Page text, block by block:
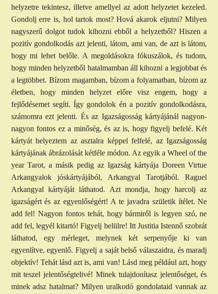
helyzetre tekintesz, illetve amellyel az adott helyzetet kezeled.
Gondolj erre is, hol tartok most? Hová akarok eljutni? Milyen
nagyszerű dolgot tudok kihozni ebből a helyzetből? Hiszen a
pozitív gondolkodás azt jelenti, látom, ami van, de azt is látom,
hogy mi lehet belőle. A megoldásokra fókuszálok, és tudom,
hogy minden helyzetből hatalmamban áll kihozni a legjobbat és
a legtöbbet. Bízom magamban, bízom a folyamatban, bízom az
életben, hogy minden helyzet előre visz engem, hogy a
fejlődésemet segíti. Így gondolok én a pozitív gondolkodásra,
számomra ezt jelenti. És az Igazságosság kártyájánál nagyon-
nagyon fontos ez a minőség, és az is, hogy figyelj befelé. Két
kártyát helyeztem az asztalra képpel felfelé, az Igazságosság
kártyájának ábrázolását kétféle módon. Az egyik a Wheel of the
year Tarot, a másik pedig az Igazság kártyája Doreen Virtue
Arkangyalok jóskártyájából, Arkangyal Tarotjából. Raguel
Arkangyal kártyáját láthatod. Azt mondja, hogy harcolj az
igazságért és az egyenlőségért! A te javadra születik ítélet. Ne
add fel! Nagyon fontos tehát, hogy bármiről is legyen szó, ne
add fel, legyél kitartó! Figyelj belülre! Itt Justitia Istennő szobrát
láthatod, egy mérleget, melynek két serpenyője ki van
egyenlítve, egyenlő. Figyelj a saját belső válaszaidra, és maradj
objektív! Tehát lásd azt is, ami van! Lásd meg például azt, hogy
mit teszel jelentőségtelivé! Minek tulajdonítasz jelentőséget, és
minek adsz hatalmat? Milyen uralkodó gondolataid vannak az